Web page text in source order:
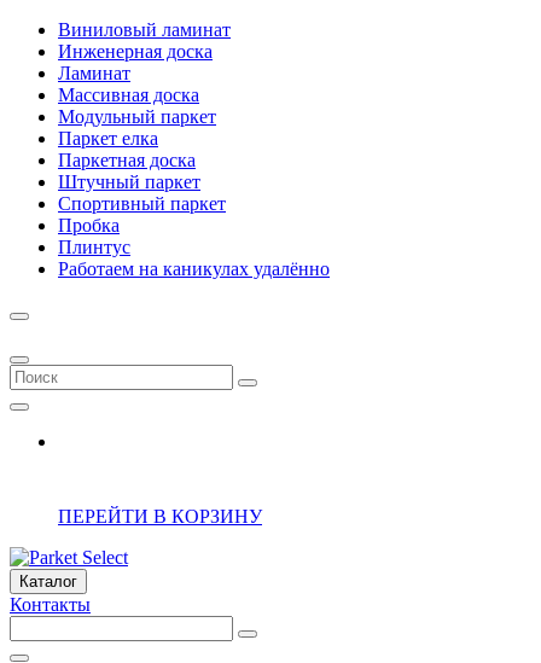
Виниловый ламинат
Инженерная доска
Ламинат
Массивная доска
Модульный паркет
Паркет елка
Паркетная доска
Штучный паркет
Спортивный паркет
Пробка
Плинтус
Работаем на каникулах удалённо
ПЕРЕЙТИ В КОРЗИНУ
Каталог
Контакты